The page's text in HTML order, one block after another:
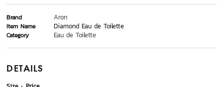
Brand Aron
Item Name Diamond Eau de Toilette
Category Eau de Toilette
DETAILS